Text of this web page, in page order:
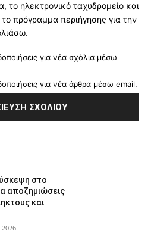
το ηλεκτρονικό ταχυδρομείο και
πρόγραμμα περιήγησης για την
για νέα σχόλια μέσω
για νέα άρθρα μέσω email.
στο
αποζημιώσεις
και